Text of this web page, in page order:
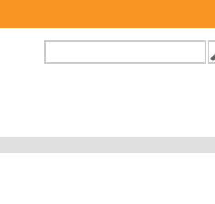
FORMULAIRE DE